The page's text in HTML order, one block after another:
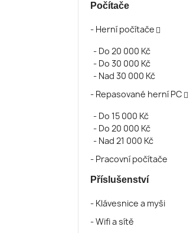
Počítače
Herní počítače 
Do 20 000 Kč
Do 30 000 Kč
Nad 30 000 Kč
Repasované herní PC 
Do 15 000 Kč
Do 20 000 Kč
Nad 21 000 Kč
Pracovní počítače
Příslušenství
Klávesnice a myši
Wifi a sítě